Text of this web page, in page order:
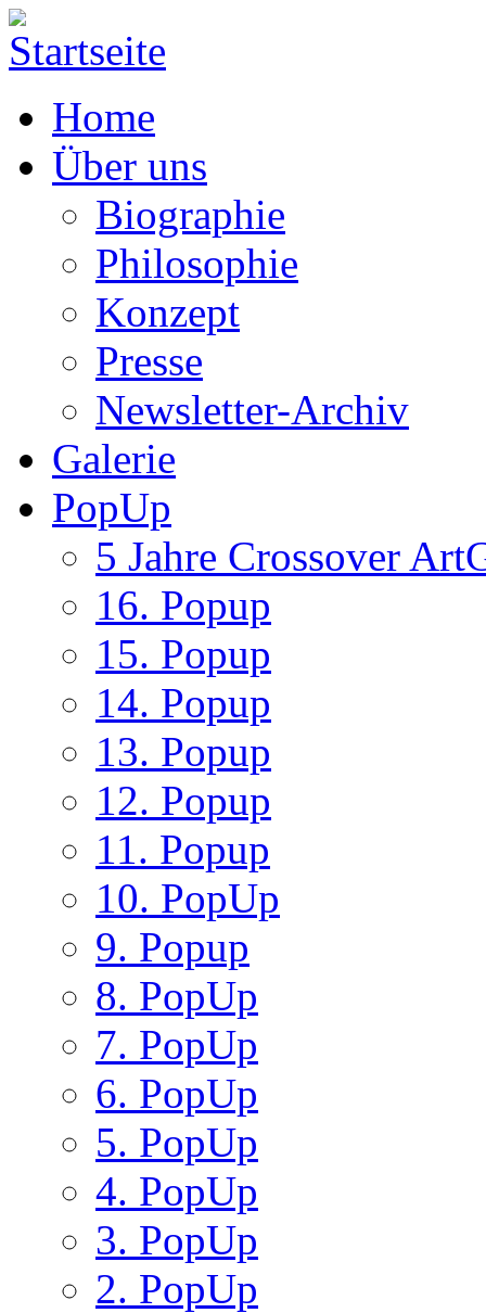
Home
Über uns
Biographie
Philosophie
Konzept
Presse
Newsletter-Archiv
Galerie
PopUp
5 Jahre Crossover
16. Popup
15. Popup
14. Popup
13. Popup
12. Popup
11. Popup
10. PopUp
9. Popup
8. PopUp
7. PopUp
6. PopUp
5. PopUp
4. PopUp
3. PopUp
2. PopUp